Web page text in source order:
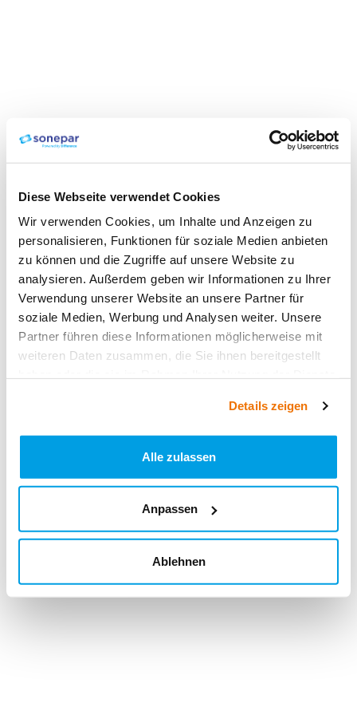
Diese Webseite verwendet Cookies
Wir verwenden Cookies, um Inhalte und Anzeigen zu
personalisieren, Funktionen für soziale Medien anbieten
zu können und die Zugriffe auf unsere Website zu
analysieren. Außerdem geben wir Informationen zu Ihrer
Verwendung unserer Website an unsere Partner für
soziale Medien, Werbung und Analysen weiter. Unsere
Partner führen diese Informationen möglicherweise mit
weiteren Daten zusammen, die Sie ihnen bereitgestellt
Details zeigen
Alle zulassen
Anpassen
Ablehnen